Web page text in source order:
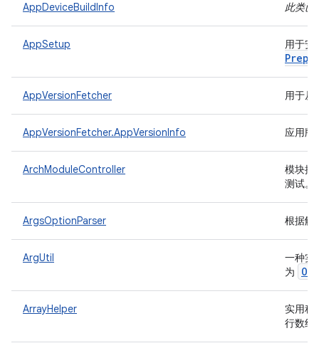
AppDeviceBuildInfo 此类已
AppSetup 用于安
AppVersionFetcher 用于从
AppVersionFetcher.AppVersionInfo 应用版
ArchModuleController
模块控
测试。
ArgsOptionParser 根据解
ArgUtil
一种实
为
ArrayHelper
实用程
行数